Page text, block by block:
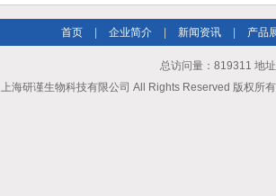
首页 企业简介 新闻资讯 产品
总访问量：819311 地
上海研谨生物科技有限公司 All Rights Reserved 版权所